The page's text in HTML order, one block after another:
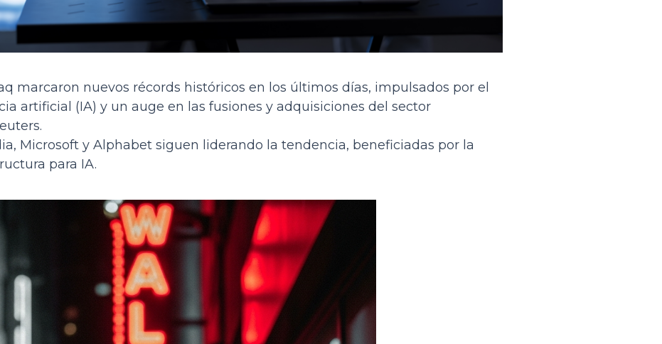
marcaron nuevos récords históricos en los últimos días, impulsados por el
artificial (IA) y un auge en las fusiones y adquisiciones del sector
Microsoft y Alphabet siguen liderando la tendencia, beneficiadas por la
para IA.